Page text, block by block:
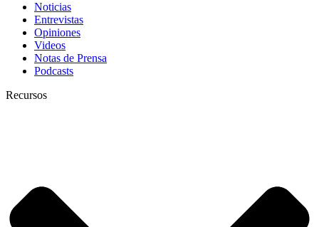
Noticias
Entrevistas
Opiniones
Videos
Notas de Prensa
Podcasts
Recursos